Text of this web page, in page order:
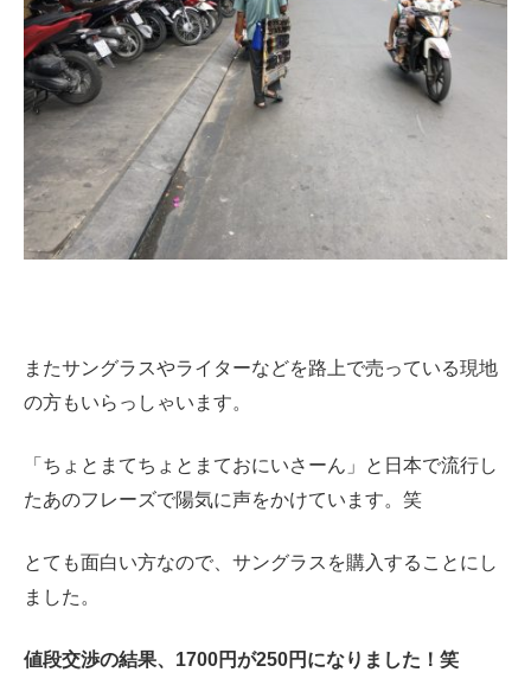
またサングラスやライターなどを路上で売っている現地
の方もいらっしゃいます。
「ちょとまてちょとまておにいさーん」と日本で流行し
たあのフレーズで陽気に声をかけています。笑
とても面白い方なので、サングラスを購入することにし
ました。
値段交渉の結果、1700円が250円になりました！笑